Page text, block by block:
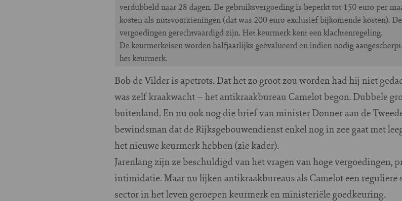
verdubbeld naar 28 dagen. De gebruiksvergoeding is beperkt tot 150 euro per
kosten als nutsvoorzieningen (dat was 200 euro exclusief bijkomende kosten).
vergoedingen gerechtvaardigd zijn. Het keurmerk kent een klachtenregeling.
De keurmerkeisen worden halfjaarlijks geëvalueerd en indien nodig
het keurmerk.
Bob de Vilder is apetrots. Dat het zo groot zou worden had hij niet
was zelf kraakwacht – het antikraakbureau Camelot begon. Dubbele
buitenland. En nu ook nog die brief van minister Donner aan de
bewindsman dat de Rijksgebouwendienst enkel nog in zee gaat met
het nieuwe keurmerk hebben (zie kader).
Jarenlang zijn ze beschuldigd van het vragen van hoge vergoedingen,
intimidatie. Maar nu lijken antikraakbureaus als Camelot een reguliere
sector in het leven geroepen keurmerk en ministeriële goedkeuring.